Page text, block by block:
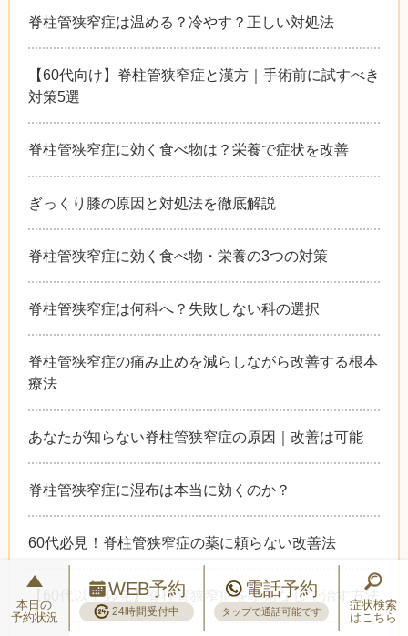
脊柱管狭窄症は温める？冷やす？正しい対処法
【60代向け】脊柱管狭窄症と漢方｜手術前に試すべき
対策5選
脊柱管狭窄症に効く食べ物は？栄養で症状を改善
ぎっくり膝の原因と対処法を徹底解説
脊柱管狭窄症に効く食べ物・栄養の3つの対策
脊柱管狭窄症は何科へ？失敗しない科の選択
脊柱管狭窄症の痛み止めを減らしながら改善する根本
療法
あなたが知らない脊柱管狭窄症の原因｜改善は可能
脊柱管狭窄症に湿布は本当に効くのか？
60代必見！脊柱管狭窄症の薬に頼らない改善法
【60代以上必見】脊柱管狭窄症を手術なしで治す方法
本日の
予約状況
WEB予約
24時間受付中
電話予約
タップで通話可能です
症状検索
はこちら